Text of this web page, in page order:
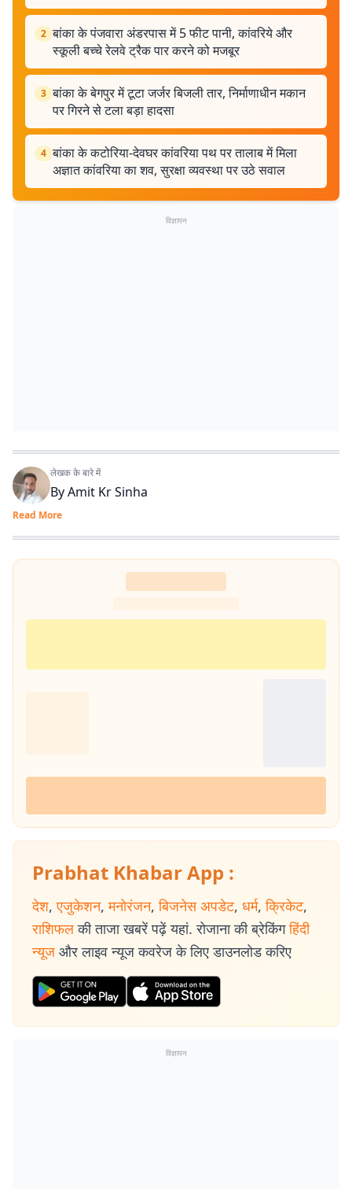
2 बांका के पंजवारा अंडरपास में 5 फीट पानी, कांवरिये और
स्कूली बच्चे रेलवे ट्रैक पार करने को मजबूर
3 बांका के बेगपुर में टूटा जर्जर बिजली तार, निर्माणाधीन मकान
पर गिरने से टला बड़ा हादसा
4 बांका के कटोरिया-देवघर कांवरिया पथ पर तालाब में मिला
अज्ञात कांवरिया का शव, सुरक्षा व्यवस्था पर उठे सवाल
विज्ञापन
लेखक के बारे में
ByAmit Kr Sinha
Read More
Prabhat Khabar App :
देश, एजुकेशन, मनोरंजन, बिजनेस अपडेट, धर्म, क्रिकेट,
राशिफल की ताजा खबरें पढ़ें यहां. रोजाना की ब्रेकिंग हिंदी
न्यूज और लाइव न्यूज कवरेज के लिए डाउनलोड करिए
विज्ञापन